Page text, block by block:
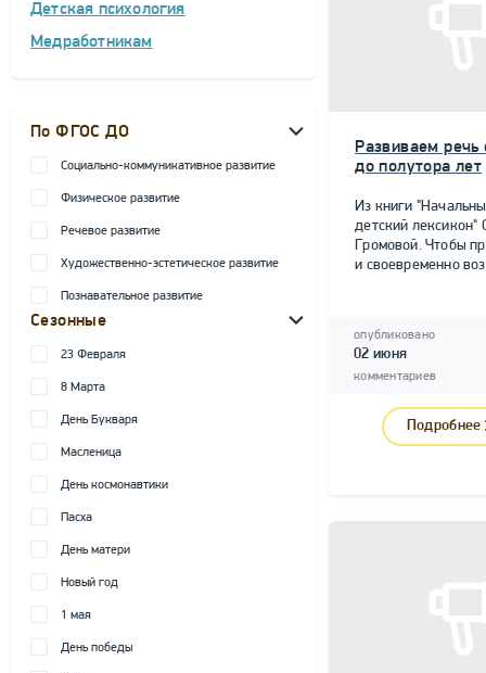
Детская психология
Медработникам
По ФГОС ДО
Социально-коммуникативное развитие
Физическое развитие
Речевое развитие
Художественно-эстетическое развитие
Познавательное развитие
Сезонные
23 Февраля
8 Марта
День Букваря
Масленица
День космонавтики
Пасха
День матери
Новый год
1 мая
День победы
Развиваем речь
до полутора лет
Из книги
детский лексикон"
Громовой. Чтобы
и своевременно
опубликовано
02 июня
комментариев
Подробнее